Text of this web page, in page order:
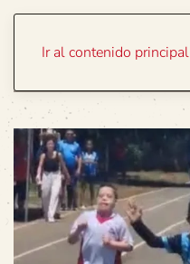
Ir al contenido principal